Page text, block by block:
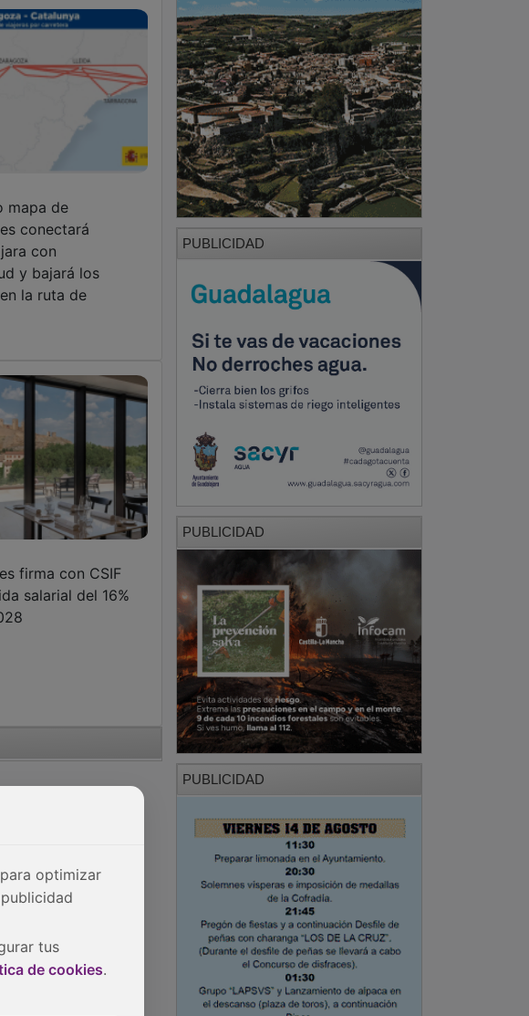
mapa de
conectará
con
y bajará los
la ruta de
firma con CSIF
salarial del 16%
PUBLICIDAD
PUBLICIDAD
PUBLICIDAD
optimizar
tus
de cookies.